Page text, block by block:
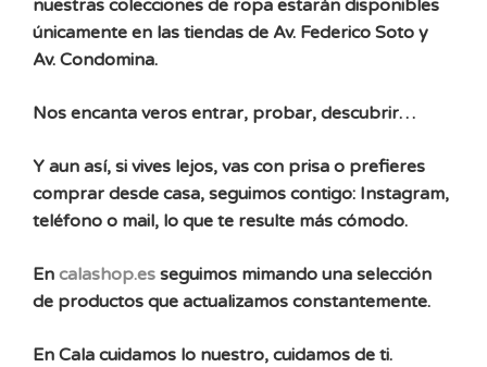
nuestras colecciones de ropa estarán disponibles
únicamente en las tiendas de Av. Federico Soto y
Av. Condomina.
Nos encanta veros entrar, probar, descubrir…
Y aun así, si vives lejos, vas con prisa o prefieres
comprar desde casa, seguimos contigo: Instagram,
teléfono o mail, lo que te resulte más cómodo.
En calashop.es seguimos mimando una selección
de productos que actualizamos constantemente.
En Cala cuidamos lo nuestro, cuidamos de ti.